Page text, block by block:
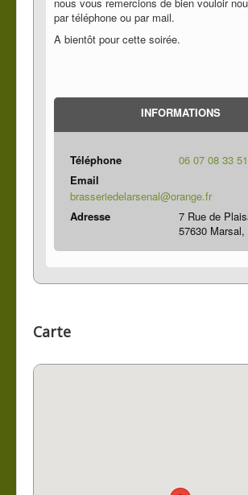
par téléphone ou par mail.
A bientôt pour cette soirée.
INFORMATIONS
Téléphone
06 07 08 33 51
Email
brasseriedelarsenal@orange.fr
Adresse
7 Rue de
57630 Marsal,
Carte